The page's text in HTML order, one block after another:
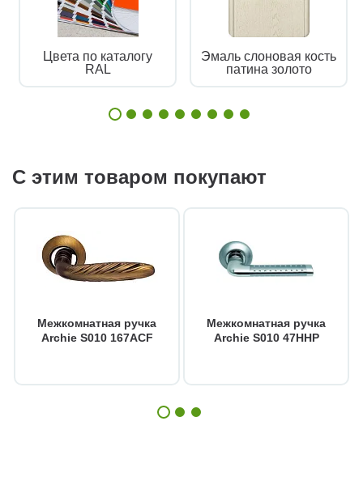
Цвета по каталогу
RAL
Эмаль слоновая кость
патина золото
С этим товаром покупают
Межкомнатная ручка
Archie S010 167ACF
Межкомнатная ручка
Archie S010 47HHP